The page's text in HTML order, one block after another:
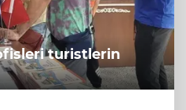
turistlerin